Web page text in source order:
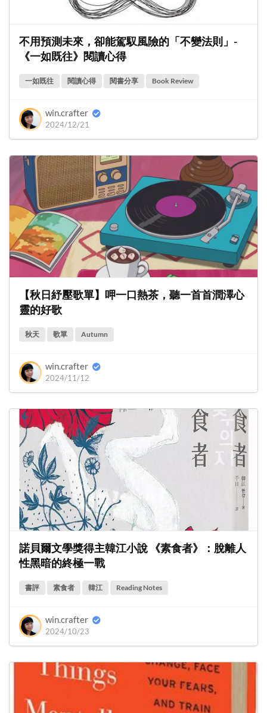
不用預測未來，卻能駕馭風險的「不變法則」-
《一如既往》閱讀心得
一如既往 閱讀心得 閱書分享 Book Review
win.crafter
2024/12/21
【秋日紓壓歌單】呷一口熱茶，聽一首首潤澤心
靈的好歌
秋天 歌單 Autumn
win.crafter
2024/11/12
諾貝爾文學獎得主韓江小說 《素食者》：脫離人
性黑暗的終極一戰
書評 素食者 韓江 Reading Notes
win.crafter
2024/10/23